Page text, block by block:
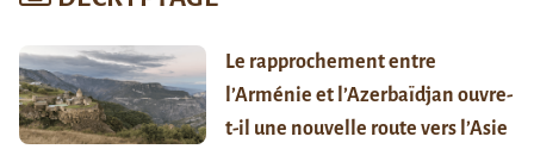
Le rapprochement entre
l’Arménie et l’Azerbaïdjan ouvre-
t-il une nouvelle route vers l’Asie